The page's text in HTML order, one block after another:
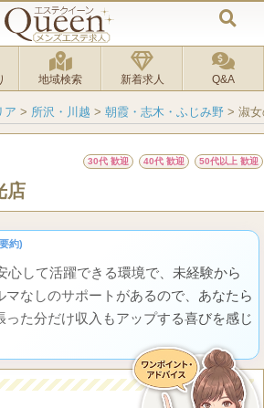
地域検索 新着求人 Q&A
ア > 所沢・川越 > 朝霞・志木・ふじみ野 > 淑
30代 歓迎 40代 歓迎 50代以上 歓迎
店
約)
心して活躍できる環境で、未経験から
マなしのサポートがあるので、あなたら
った分だけ収入もアップする喜びを感じ